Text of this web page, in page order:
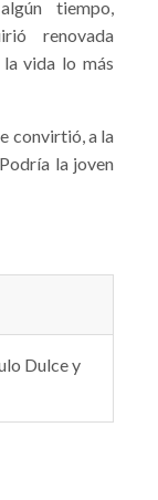
tiempo,
renovada
vida lo más
convirtió, a la
la joven
Dulce y